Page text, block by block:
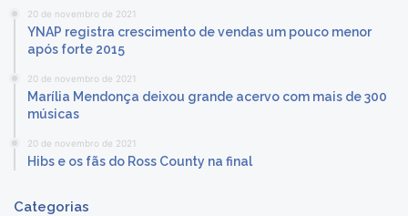
20 de novembro de 2021
YNAP registra crescimento de vendas um pouco menor
após forte 2015
20 de novembro de 2021
Marília Mendonça deixou grande acervo com mais de 300
músicas
20 de novembro de 2021
Hibs e os fãs do Ross County na final
Categorias